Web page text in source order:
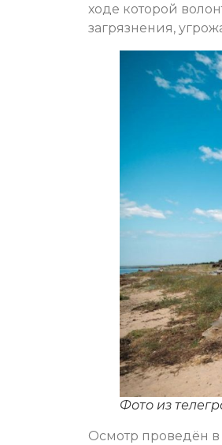
ходе которой
загрязнения,
Фото из
Осмотр проведён в